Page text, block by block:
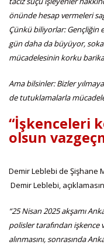
önünde hesap vermeleri
Çünkü biliyorlar: Gençliğin
gün daha da büyüyor,
mücadelesinin korku
Ama bilsinler: Bizler
de tutuklamalarla
“İşkenceleri
olsun
Demir Leblebi de Şişhane
Demir Leblebi,
“25 Nisan 2025 akşamı
polisler tarafından işkence
alınmasını, sonrasında